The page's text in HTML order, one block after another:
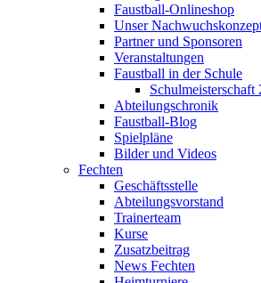
Faustball-Onlineshop
Unser
Partner und Sponsoren
Veranstaltungen
Faustball in der Schule
Schulmeisterschaft
Abteilungschronik
Faustball-Blog
Spielpläne
Bilder und Videos
Fechten
Geschäftsstelle
Abteilungsvorstand
Trainerteam
Kurse
Zusatzbeitrag
News Fechten